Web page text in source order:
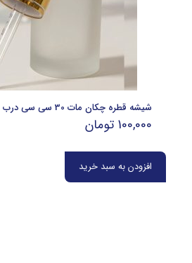
شیشه قطره چکان مات 30 سی سی درب فلزی طلایی مشکی
100,000 تومان
افزودن به سبد خرید